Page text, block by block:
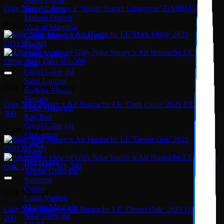
Serge Lutens
Maison Francis
Maison Margiela
Gentle Monster
Prada
Louis Vuitton
Dior
Gucci
Saint Laurent
Bottega Veneta
Versace
Fendi
Ray Ban
Gucci
Champion
Coach
Fendi
Balenciaga
Adidas
Supreme
Celine
Louis Vuitton
Maison Margiela
Nike
Giày Nike Air Penny 2 ‘Stussy Rattan Limestone’ DX6934-200
8,500,000₫
Giày Nike chính hãng
Giày Nike Stussy x Air Huarache LE ‘Dark Olive’ 2021 DD1381-
300
4,900,000₫
Giày Nike Air
Giày Nike Stussy x Air Huarache LE ‘Desert Oak’ 2021 DD1381-
200